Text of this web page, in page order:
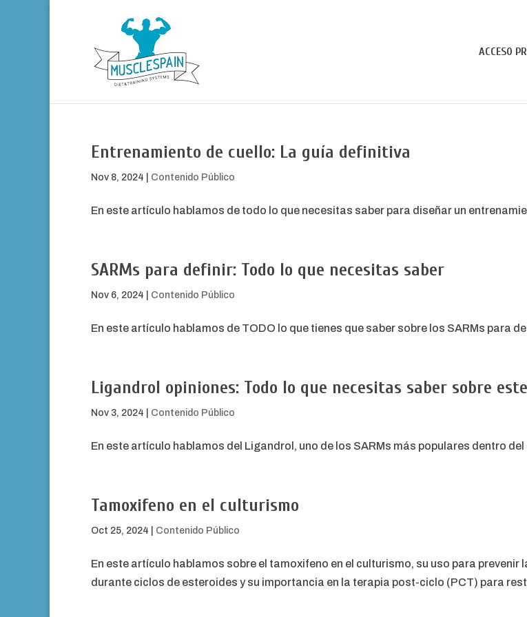
ACCESO
Entrenamiento de cuello: La guía definitiva
Nov 8, 2024 Contenido Público
En este artículo hablamos de todo lo que necesitas saber para diseñar un
SARMs para definir: Todo lo que necesitas saber
Nov 6, 2024 Contenido Público
En este artículo hablamos de TODO lo que tienes que saber sobre los SARMs para
Ligandrol opiniones: Todo lo que necesitas saber sobre
Nov 3, 2024 Contenido Público
En este artículo hablamos del Ligandrol, uno de los SARMs más populares dentro
Tamoxifeno en el culturismo
Oct 25, 2024 Contenido Público
En este artículo hablamos sobre el tamoxifeno en el culturismo, su uso para
durante ciclos de esteroides y su importancia en la terapia post-ciclo (PCT) para